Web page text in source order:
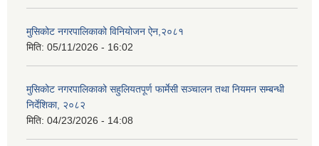
मुसिकोट नगरपालिकाको विनियोजन ऐन,२०८१
मिति: 05/11/2026 - 16:02
मुसिकोट नगरपालिकाको सहुलियतपूर्ण फार्मेसी सञ्चालन तथा नियमन सम्बन्धी
निर्देशिका, २०८२
मिति: 04/23/2026 - 14:08